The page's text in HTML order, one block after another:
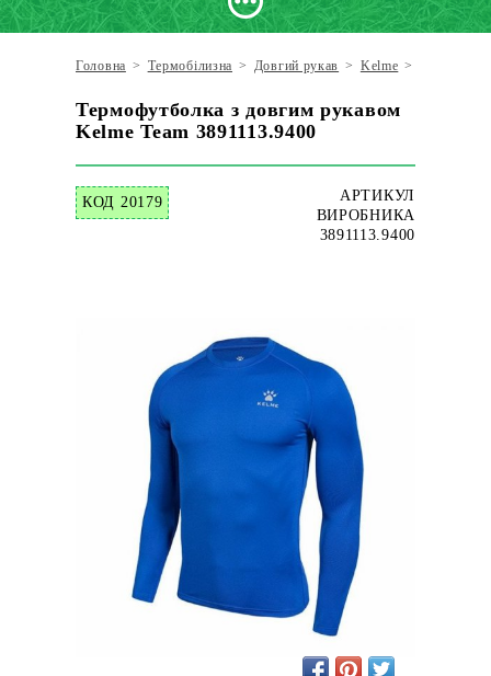
Головна > Термобілизна > Довгий рукав > Kelme >
Термофутболка з довгим рукавом
Kelme Team 3891113.9400
КОД 20179
АРТИКУЛ
ВИРОБНИКА
3891113.9400